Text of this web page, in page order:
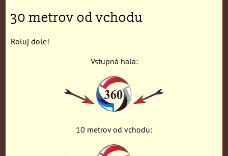
30 metrov od vchodu
Roluj dole!
Vstupná hala:
10 metrov od vchodu: